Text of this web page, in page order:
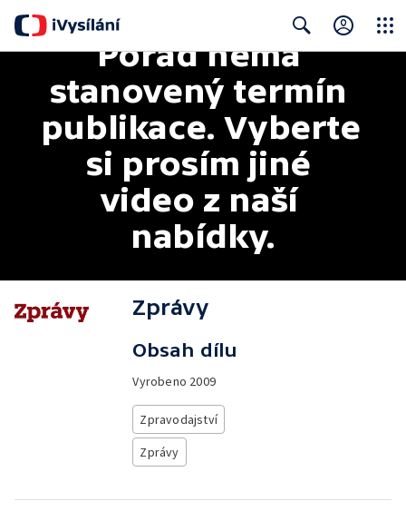
Search
Pořad nemá
stanovený termín
publikace. Vyberte
si prosím jiné
video z naší
nabídky.
Zprávy
Obsah dílu
Vyrobeno 2009
Zpravodajství
Zprávy